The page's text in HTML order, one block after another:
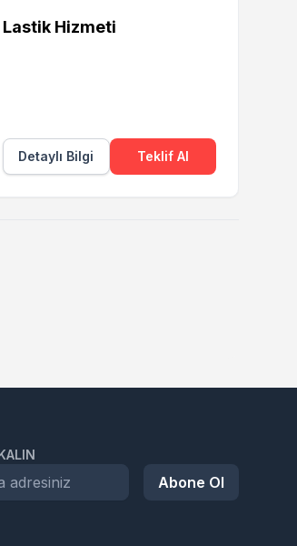
Lastik Hizmeti
Detaylı Bilgi Teklif Al
Abone Ol